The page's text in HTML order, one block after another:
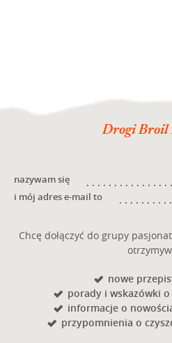
Drogi Broil
nazywam się
i mój adres e-mail to
Chcę dołączyć do grupy
nowe
porady i wskazówki
informacje o
przypomnienia o